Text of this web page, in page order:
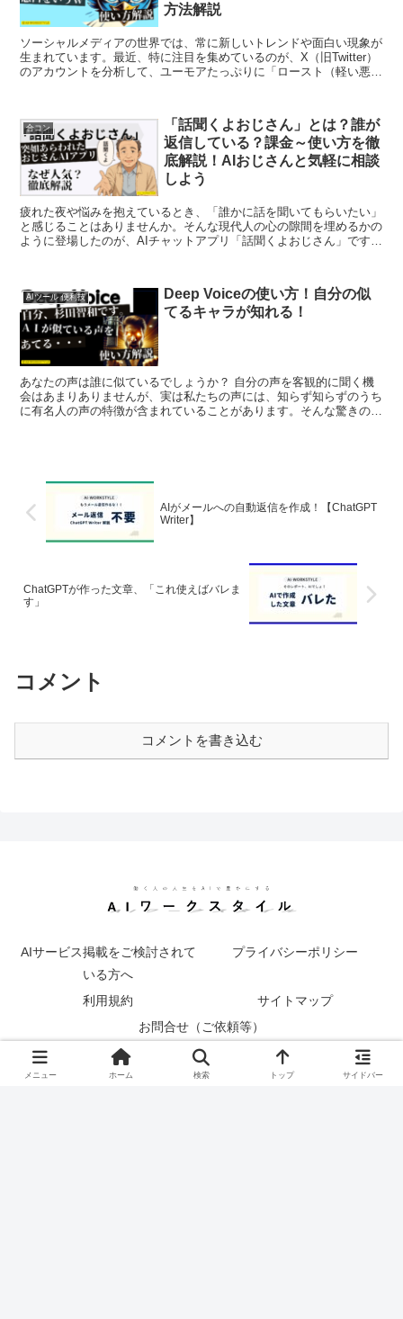
方法解説
ソーシャルメディアの世界では、常に新しいトレンドや面白い現象が
生まれています。最近、特に注目を集めているのが、X（旧Twitter）
のアカウントを分析して、ユーモアたっぷりに「ロースト（軽い悪
合コン
「話聞くよおじさん」とは？誰が
返信している？課金～使い方を徹
底解説！AIおじさんと気軽に相談
しよう
疲れた夜や悩みを抱えているとき、「誰かに話を聞いてもらいたい」
と感じることはありませんか。そんな現代人の心の隙間を埋めるかの
ように登場したのが、AIチャットアプリ「話聞くよおじさん」です。
AIツール 便利技
Deep Voiceの使い方！自分の似
てるキャラが知れる！
あなたの声は誰に似ているでしょうか？ 自分の声を客観的に聞く機
会はあまりありませんが、実は私たちの声には、知らず知らずのうち
に有名人の声の特徴が含まれていることがあります。そんな驚きの発
AIがメールへの自動返信を作成！【ChatGPT
Writer】
ChatGPTが作った文章、「これ使えばバレま
す」
コメント
コメントを書き込む
AIサービス掲載をご検討されて
いる方へ
プライバシーポリシー
利用規約
サイトマップ
お問合せ（ご依頼等）
© 2023 AI-ワークスタイルｌAIツール（ChatGPT・生成AI）で仕
事を効率化させるメディア.
メニュー ホーム 検索 トップ サイドバー